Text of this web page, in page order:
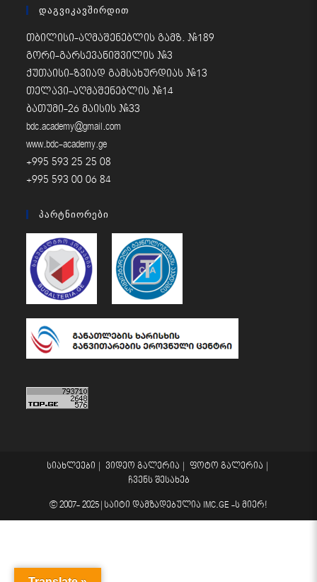
Დაგვიკავშირდით
თბილისი-აღმაშენებლის გამზ. #189
გორი-გარსევანიშვილის #3
ქუთაისი-ზვიად გამსახურდიას #13
თელავი-აღმაშენებლის #14
ბათუმი-26 მაისის #33
bdc.academy@gmail.com
www.bdc-academy.ge
+995 593 25 25 08
+995 593 00 06 84
Პარტნიორები
სიახლეები ვიდეო გალერია
ფოტო გალერია
ჩვენს შესახებ
© 2007- 2025 | საიტი დამზადებულია IMC.GE -ს მიერ!